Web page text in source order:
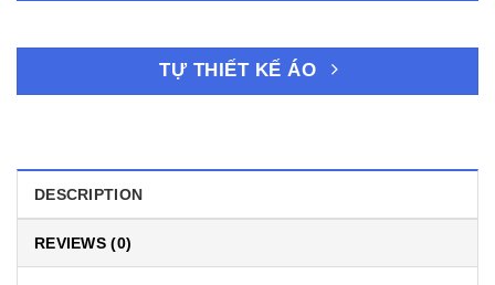
TỰ THIẾT KẾ ÁO
DESCRIPTION
REVIEWS (0)